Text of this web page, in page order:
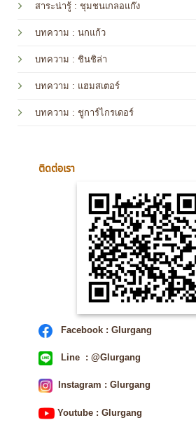
สาระน่ารู้ : ชุมชนเกลอแก๊ง
บทความ : นกแก้ว
บทความ : ชินชิล่า
บทความ : แฮมสเตอร์
บทความ : ชูการ์ไกรเดอร์
ติดต่อเรา
Facebook : Glurgang
Line : @Glurgang
Instagram : Glurgang
Youtube : Glurgang